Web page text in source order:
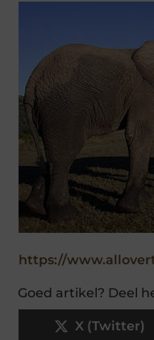
https://
Goed artikel? Deel
X (Twitter)